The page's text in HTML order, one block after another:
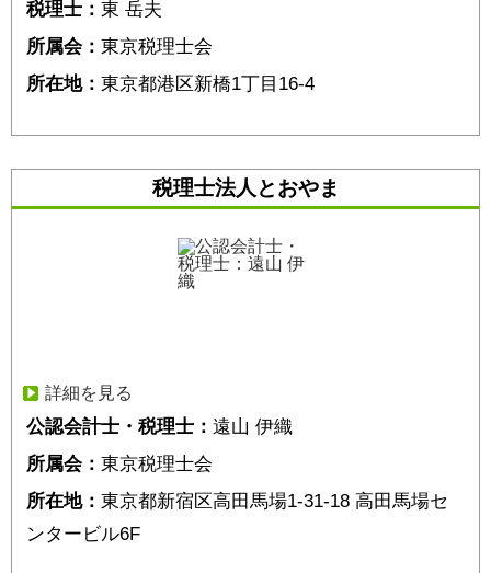
税理士： 東 岳夫
所属会： 東京税理士会
所在地： 東京都港区新橋1丁目16-4
税理士法人とおやま
詳細を見る
公認会計士・税理士： 遠山 伊織
所属会： 東京税理士会
所在地： 東京都新宿区高田馬場1-31-18 高田馬場セ
ンタービル6F